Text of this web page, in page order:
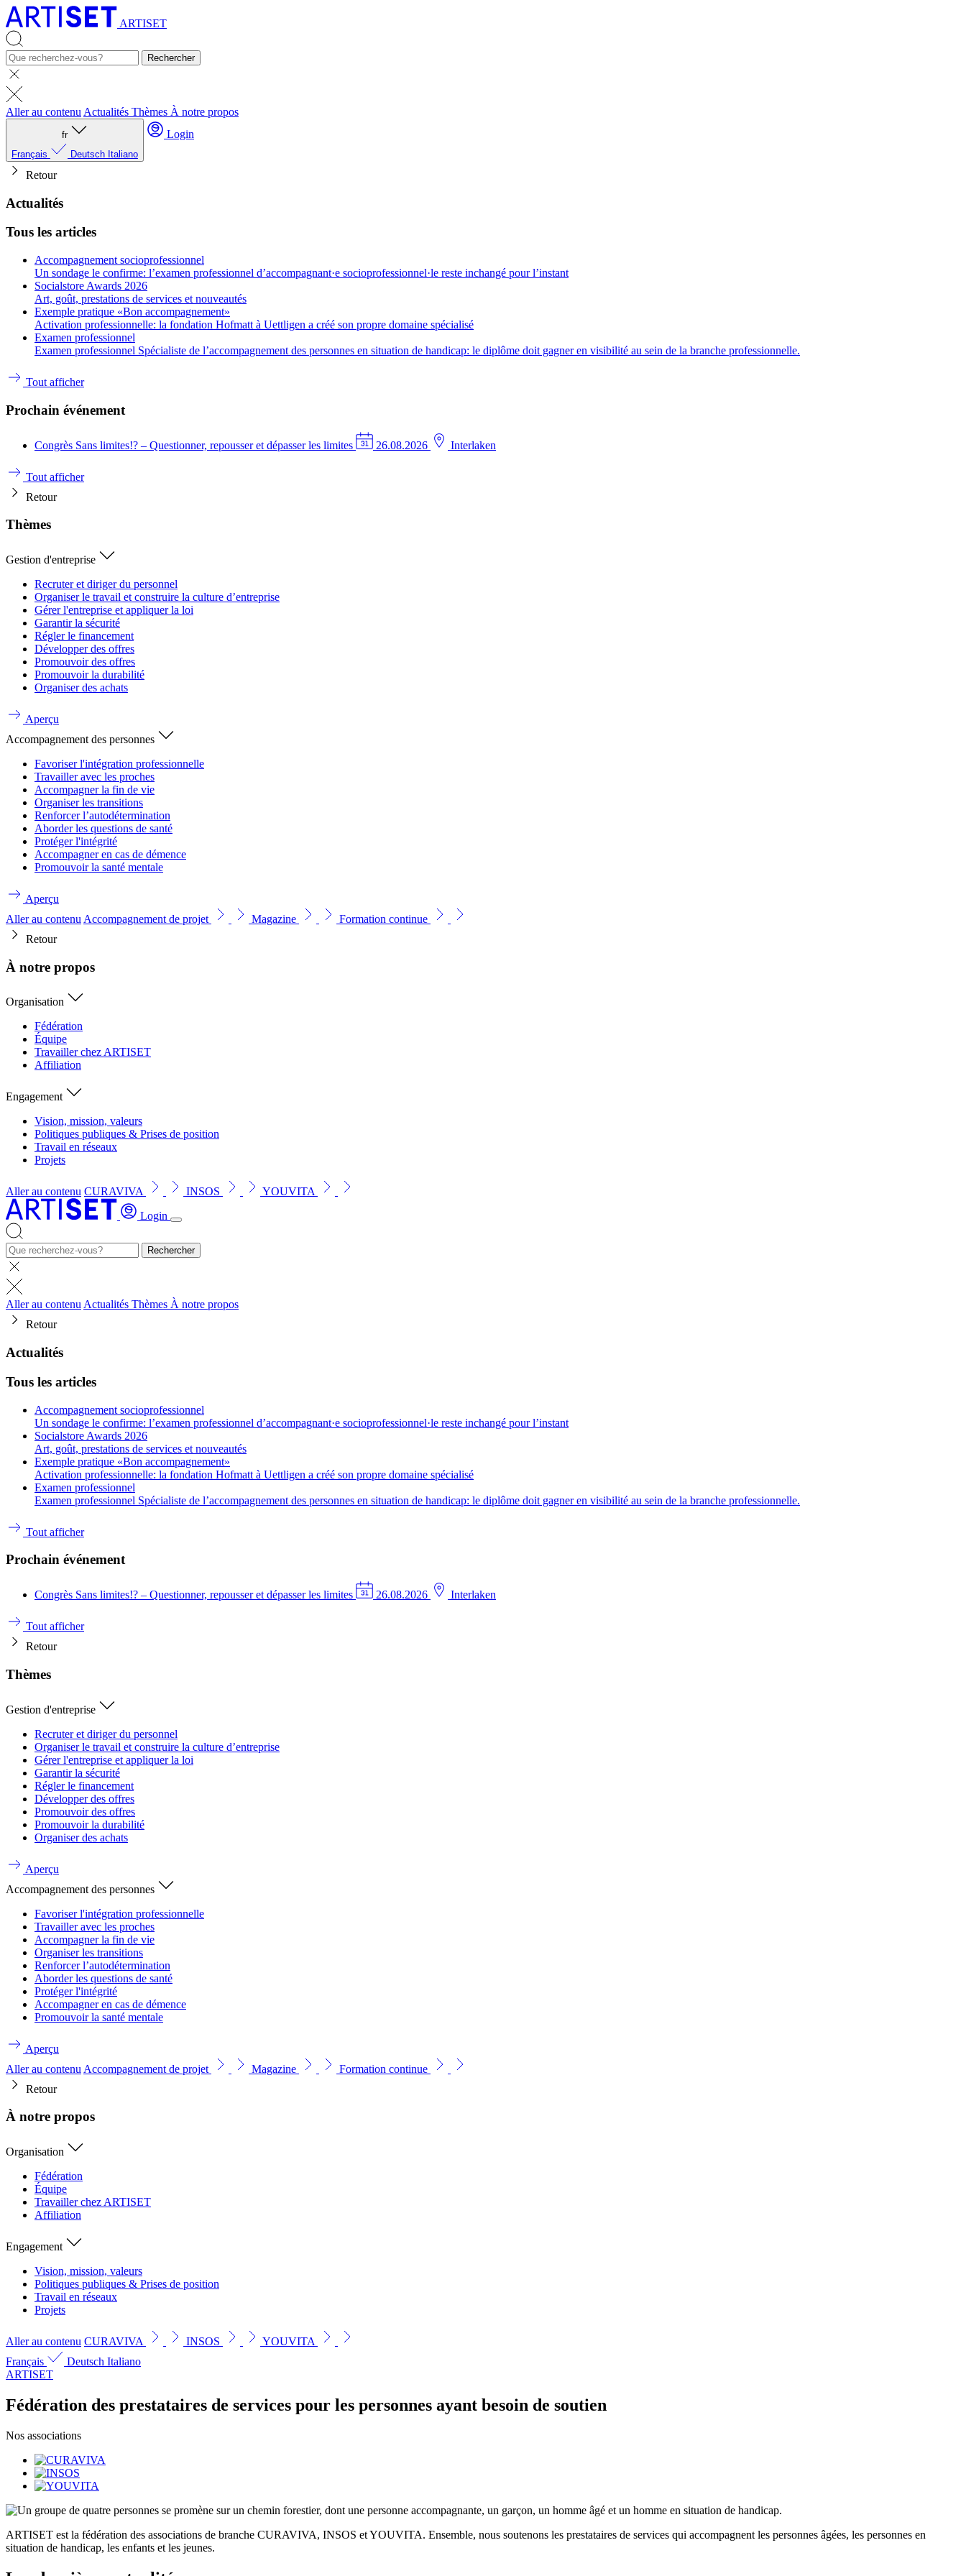
ARTISET
Rechercher
Aller au contenu Actualités Thèmes À notre propos
fr
Français
Deutsch Italiano
Login
Retour
Actualités
Tous les articles
Accompagnement socioprofessionnel
Un sondage le confirme: l’examen professionnel d’accompagnant·e socioprofessionnel·le reste inchangé pour l’instant
Socialstore Awards 2026
Art, goût, prestations de services et nouveautés
Exemple pratique «Bon accompagnement»
Activation professionnelle: la fondation Hofmatt à Uettligen a créé son propre domaine spécialisé
Examen professionnel
Examen professionnel Spécialiste de l’accompagnement des personnes en situation de handicap: le diplôme doit gagner en visibilité au sein de la branche professionnelle.
Tout afficher
Prochain événement
Congrès Sans limites!? – Questionner, repousser et dépasser les limites 26.08.2026 Interlaken
Tout afficher
Retour
Thèmes
Gestion d'entreprise
Recruter et diriger du personnel
Organiser le travail et construire la culture d’entreprise
Gérer l'entreprise et appliquer la loi
Garantir la sécurité
Régler le financement
Développer des offres
Promouvoir des offres
Promouvoir la durabilité
Organiser des achats
Aperçu
Accompagnement des personnes
Favoriser l'intégration professionnelle
Travailler avec les proches
Accompagner la fin de vie
Organiser les transitions
Renforcer l’autodétermination
Aborder les questions de santé
Protéger l'intégrité
Accompagner en cas de démence
Promouvoir la santé mentale
Aperçu
Aller au contenu Accompagnement de projet Magazine
Formation continue
Retour
À notre propos
Organisation
Fédération
Équipe
Travailler chez ARTISET
Affiliation
Engagement
Vision, mission, valeurs
Politiques publiques & Prises de position
Travail en réseaux
Projets
Aller au contenu CURAVIVA INSOS
YOUVITA
Login
Rechercher
Aller au contenuActualités Thèmes À notre propos
Retour
Actualités
Tous les articles
Accompagnement socioprofessionnel
Un sondage le confirme: l’examen professionnel d’accompagnant·e socioprofessionnel·le reste inchangé pour l’instant
Socialstore Awards 2026
Art, goût, prestations de services et nouveautés
Exemple pratique «Bon accompagnement»
Activation professionnelle: la fondation Hofmatt à Uettligen a créé son propre domaine spécialisé
Examen professionnel
Examen professionnel Spécialiste de l’accompagnement des personnes en situation de handicap: le diplôme doit gagner en visibilité au sein de la branche professionnelle.
Tout afficher
Prochain événement
Congrès Sans limites!? – Questionner, repousser et dépasser les limites 26.08.2026 Interlaken
Tout afficher
Retour
Thèmes
Gestion d'entreprise
Recruter et diriger du personnel
Organiser le travail et construire la culture d’entreprise
Gérer l'entreprise et appliquer la loi
Garantir la sécurité
Régler le financement
Développer des offres
Promouvoir des offres
Promouvoir la durabilité
Organiser des achats
Aperçu
Accompagnement des personnes
Favoriser l'intégration professionnelle
Travailler avec les proches
Accompagner la fin de vie
Organiser les transitions
Renforcer l’autodétermination
Aborder les questions de santé
Protéger l'intégrité
Accompagner en cas de démence
Promouvoir la santé mentale
Aperçu
Aller au contenu Accompagnement de projet Magazine
Formation continue
Retour
À notre propos
Organisation
Fédération
Équipe
Travailler chez ARTISET
Affiliation
Engagement
Vision, mission, valeurs
Politiques publiques & Prises de position
Travail en réseaux
Projets
Aller au contenu CURAVIVA INSOS
YOUVITA
Français
Deutsch Italiano
ARTISET
Fédération des prestataires de services pour les personnes ayant besoin de soutien
Nos associations
ARTISET est la fédération des associations de branche CURAVIVA, INSOS et YOUVITA. Ensemble, nous soutenons les prestataires de services qui accompagnent les personnes âgées, les personnes en
situation de handicap, les enfants et les jeunes.